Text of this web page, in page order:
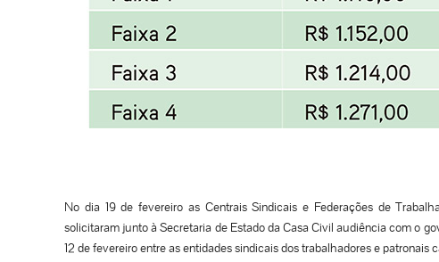
No dia 19 de fevereiro as Centrais Sindicais e Federações de
solicitaram junto à Secretaria de Estado da Casa Civil audiência com o
12 de fevereiro entre as entidades sindicais dos trabalhadores e